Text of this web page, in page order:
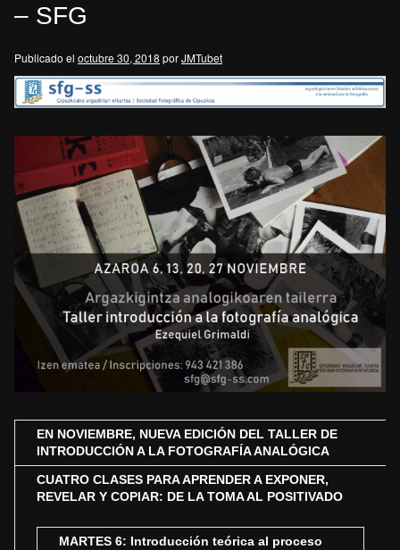
– SFG
Publicado el octubre 30, 2018 porJMTubet
EN NOVIEMBRE, NUEVA EDICIÓN DEL TALLER DE
INTRODUCCIÓN A LA FOTOGRAFÍA ANALÓGICA
CUATRO CLASES PARA APRENDER A EXPONER,
REVELAR Y COPIAR: DE LA TOMA AL POSITIVADO
MARTES 6: Introducción teórica al proceso